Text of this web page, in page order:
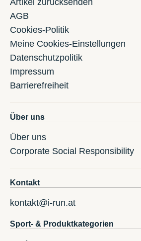
Artikel zurücksenden
AGB
Cookies-Politik
Meine Cookies-Einstellungen
Datenschutzpolitik
Impressum
Barrierefreiheit
Über uns
Über uns
Corporate Social Responsibility
Kontakt
kontakt@i-run.at
Sport- & Produktkategorien